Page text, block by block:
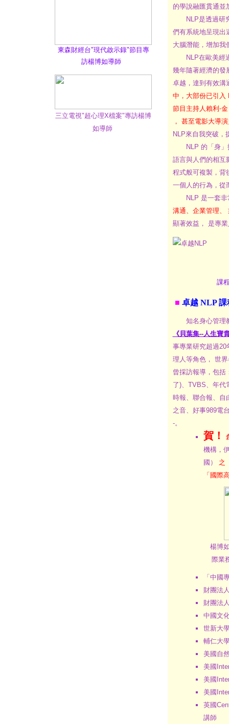
東森財經台"現代啟示錄"節目專
訪楊博如導師
三立電視"超心理X檔案"專訪楊博
如導師
的學說融匯貫通並
NLP是透過研究
們有系統地呈現出
大腦潛能，增加我
NLP在歐美經過
幾年隨著經濟的發
卓越，達到有效
中，大部份已引入
節目主持人賴利‧
， 甚至電影大導
NLP來自我突破，
NLP 的「身」指
語言與人們的相互
程式般可複製，背
一個人的行為，從
NLP 是一套非
溝通、企業管理、
顯著效益， 是專
課
■ 卓越 NLP 課
知名身心管理
《貝葉集--人生寶
事專業研究超過20
理人等角色， 世
曾採訪報導，包括
了)、TVBS、年代
時報、聯合報、自
之音、好事989電
-。
賀！
機構，
國） 之
「國際
楊博
際業
「中國
財團法
財團法
中國文
世新大
輔仁大
美國自
美國
美國
美國
英國
講師